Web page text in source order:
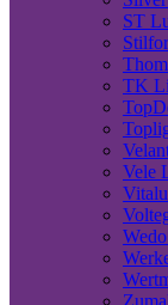
ST
TK
Vele